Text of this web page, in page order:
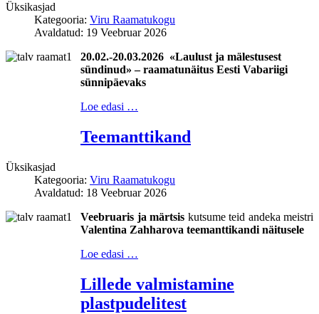
Üksikasjad
Kategooria: Viru Raamatukogu
Avaldatud: 19 Veebruar 2026
20.02.-20.03.2026 «Laulust ja mälestusest
sündinud» – raamatunäitus Eesti Vabariigi
sünnipäevaks
Loe edasi …
Teemanttikand
Üksikasjad
Kategooria: Viru Raamatukogu
Avaldatud: 18 Veebruar 2026
Veebruaris ja märtsis kutsume teid andeka meistri
Valentina Zahharova teemanttikandi näitusele
Loe edasi …
Lillede valmistamine
plastpudelitest